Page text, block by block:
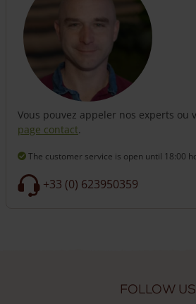
Vous pouvez appeler nos experts ou
page contact.
The customer service is open until 18:00
+33 (0) 623950359
Follow us